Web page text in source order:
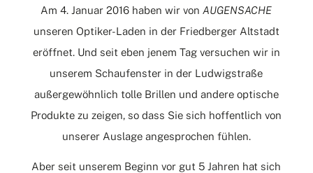
Am 4. Januar 2016 haben wir vonAUGENSACHE
unseren Optiker-Laden in der Friedberger Altstadt
eröffnet. Und seit eben jenem Tag versuchen wir in
unserem Schaufenster in der Ludwigstraße
außergewöhnlich tolle Brillen und andere optische
Produkte zu zeigen, so dass Sie sich hoffentlich von
unserer Auslage angesprochen fühlen.
Aber seit unserem Beginn vor gut 5 Jahren hat sich